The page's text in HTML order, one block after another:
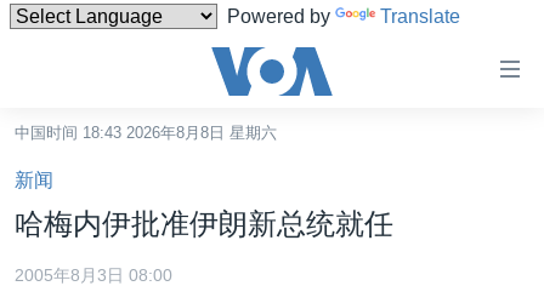
Powered by Translate
碍
链
跳
转
中国
中国时间 18:43 2026年8月8日 星期六
新闻
哈梅内伊批准伊朗新总统就任
2005年8月3日 08:00